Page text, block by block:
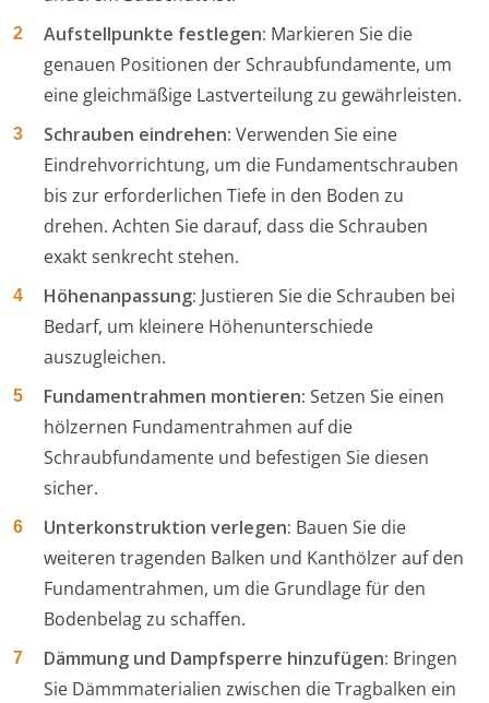
Aufstellpunkte festlegen: Markieren Sie die
genauen Positionen der Schraubfundamente, um
eine gleichmäßige Lastverteilung zu gewährleisten.
Schrauben eindrehen: Verwenden Sie eine
Eindrehvorrichtung, um die Fundamentschrauben
bis zur erforderlichen Tiefe in den Boden zu
drehen. Achten Sie darauf, dass die Schrauben
exakt senkrecht stehen.
Höhenanpassung: Justieren Sie die Schrauben bei
Bedarf, um kleinere Höhenunterschiede
auszugleichen.
Fundamentrahmen montieren: Setzen Sie einen
hölzernen Fundamentrahmen auf die
Schraubfundamente und befestigen Sie diesen
sicher.
Unterkonstruktion verlegen: Bauen Sie die
weiteren tragenden Balken und Kanthölzer auf den
Fundamentrahmen, um die Grundlage für den
Bodenbelag zu schaffen.
Dämmung und Dampfsperre hinzufügen: Bringen
Sie Dämmmaterialien zwischen die Tragbalken ein